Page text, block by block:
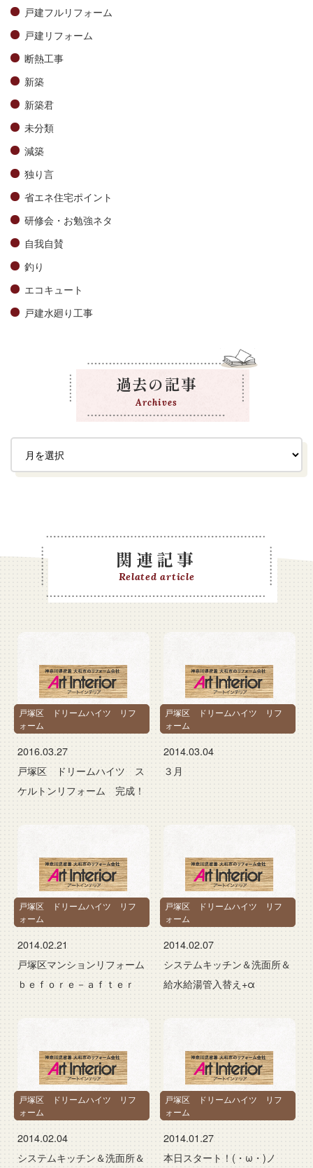
戸建フルリフォーム
戸建リフォーム
断熱工事
新築
新築君
未分類
減築
独り言
省エネ住宅ポイント
研修会・お勉強ネタ
自我自賛
釣り
エコキュート
戸建水廻り工事
過去の記事
Archives
関連記事
Related article
戸塚区 ドリームハイツ リフ
ォーム
2016.03.27
戸塚区 ドリームハイツ ス
ケルトンリフォーム 完成！
戸塚区 ドリームハイツ リフ
ォーム
2014.03.04
３月
戸塚区 ドリームハイツ リフ
ォーム
2014.02.21
戸塚区マンションリフォーム
ｂｅｆｏｒｅ－ａｆｔｅｒ
戸塚区 ドリームハイツ リフ
ォーム
2014.02.07
システムキッチン＆洗面所＆
給水給湯管入替え+α
戸塚区 ドリームハイツ リフ
ォーム
2014.02.04
システムキッチン＆洗面所＆
戸塚区 ドリームハイツ リフ
ォーム
2014.01.27
本日スタート！(・ω・)ノ